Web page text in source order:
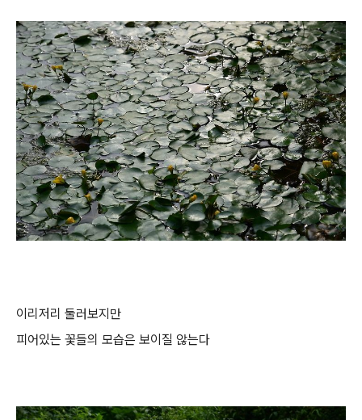
이리저리 둘러보지만
피어있는 꽃들의 모습은 보이질 않는다